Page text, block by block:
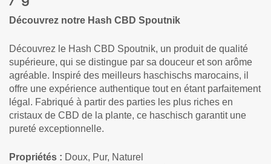
Découvrez notre Hash CBD Spoutnik
Découvrez le Hash CBD Spoutnik, un produit de qualité
supérieure, qui se distingue par sa douceur et son arôme
agréable. Inspiré des meilleurs haschischs marocains, il
offre une expérience authentique tout en étant parfaitement
légal. Fabriqué à partir des parties les plus riches en
cristaux de CBD de la plante, ce haschisch garantit une
pureté exceptionnelle.
Propriétés : Doux, Pur, Naturel